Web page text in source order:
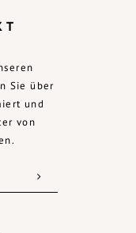
Sie über
und
von